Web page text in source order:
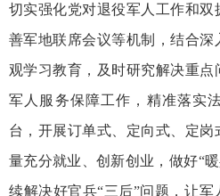
切实强化党对退役军人工作和
善军地联席会议等机制，结合
观学习教育，及时研究解决重
军人服务保障工作，精准落实
台，开展订单式、定向式、定
量充分就业、创新创业，做好“
续解决好官兵“三后”问题，让军